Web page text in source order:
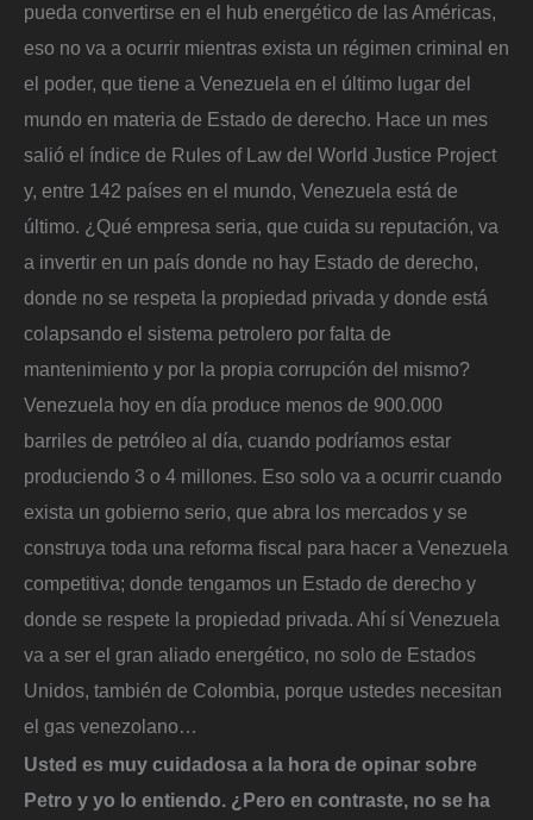
pueda convertirse en el hub energético de las Américas,
eso no va a ocurrir mientras exista un régimen criminal en
el poder, que tiene a Venezuela en el último lugar del
mundo en materia de Estado de derecho. Hace un mes
salió el índice de Rules of Law del World Justice Project
y, entre 142 países en el mundo, Venezuela está de
último. ¿Qué empresa seria, que cuida su reputación, va
a invertir en un país donde no hay Estado de derecho,
donde no se respeta la propiedad privada y donde está
colapsando el sistema petrolero por falta de
mantenimiento y por la propia corrupción del mismo?
Venezuela hoy en día produce menos de 900.000
barriles de petróleo al día, cuando podríamos estar
produciendo 3 o 4 millones. Eso solo va a ocurrir cuando
exista un gobierno serio, que abra los mercados y se
construya toda una reforma fiscal para hacer a Venezuela
competitiva; donde tengamos un Estado de derecho y
donde se respete la propiedad privada. Ahí sí Venezuela
va a ser el gran aliado energético, no solo de Estados
Unidos, también de Colombia, porque ustedes necesitan
el gas venezolano…
Usted es muy cuidadosa a la hora de opinar sobre
Petro y yo lo entiendo. ¿Pero en contraste, no se ha